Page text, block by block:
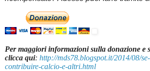
Per maggiori informazioni sulla donazione e
clicca qui: http://mds78.blogspot.it/2014/08/
contribuire-calcio-e-altri.html